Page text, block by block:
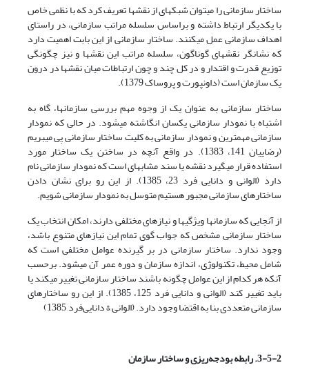
ساختار سازمانی را می­توان شبکه­ای از نقش­ها تعریف کرد که با نظمی خاص
با یکدیگر ارتباط داشته و براساس سلسله مراتب سازمانی، در راستای
اهداف سازمانی عمل می­کنند. ساختار سازمانی از این بابت اهمیت دارد
که نشانگر نقش­های گوناگون، سلسله مراتب این نقش­ها و نیز چگونگی
توزیع قدرت و اقتدار و در کل چند و چون ارتباطات میان نقش­ها در درون
یک سازمان است (داونپورت و پروساک 1379).
ساختار سازمانی به عنوان یک از وجوه مهم بررسی سازمان­ها، گاه به
اشتباه با نمودار سازمانی یکسان انگاشته می­شود. در حالی که نمودار
سازمانی مهمترین و نمودار سازمانی به کلیت ساختار سازمانی پی می­بریم
(رضاییان 141، 1383). در واقع آنچه در ساختن یک ساختار مورد
استفاده قرار می­گیرد نقشه یا سند مشابه­ای است که نمودار سازمانی نام
دارد (الوانی و دانایی فرد 23، 1385). از این رو برای نشان دادن
ساختارهای سازمانی مجبور هستیم متوسل به نمودار سازمانی شویم.
از آنجایی که سازمان­ها ویژگی­ها و نیازهای مختلفی دارند، امکان انتخاب یک
ساختار سازمانی مشخص که جواب گوی تمام این نیازهای متنوع باشد،
وجود ندارد. ساختار سازمانی در بر گیرنده عوامل مختلفی است که
شامل محیط، تکنولوژی، اندازه سازمان و دوره عمر آن می­شود. برحسب
آنکه هر کدام از این عوامل چگونه باشند ساختار سازمانی تغییر می­کند یا
باید تغییر کند (الوانی و دانایی فرد 125، 1385). از این رو ساختارهای
سازمانی متعددی بنا به اقتضا وجود دارد. (الوانی & دانایی‌فرد, 1385)
3-5-2. رابطه بودجه‌ریزی و ساختار سازمان